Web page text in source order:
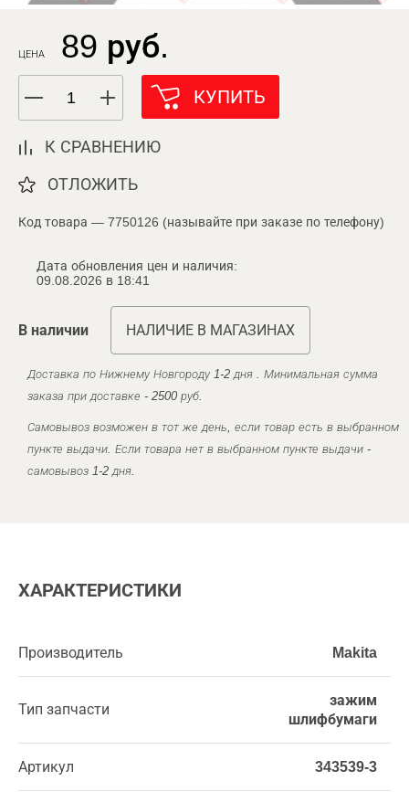
ЦЕНА 89 руб.
КУПИТЬ
К СРАВНЕНИЮ
ОТЛОЖИТЬ
Код товара — 7750126 (называйте при заказе по телефону)
Дата обновления цен и наличия:
09.08.2026 в 18:41
В наличии НАЛИЧИЕ В МАГАЗИНАХ
Доставка по Нижнему Новгороду 1-2 дня . Минимальная сумма
заказа при доставке - 2500 руб.
Самовывоз возможен в тот же день, если товар есть в выбранном
пункте выдачи. Если товара нет в выбранном пункте выдачи -
самовывоз 1-2 дня.
ХАРАКТЕРИСТИКИ
Производитель Makita
Тип запчасти
зажим
шлифбумаги
Артикул 343539-3